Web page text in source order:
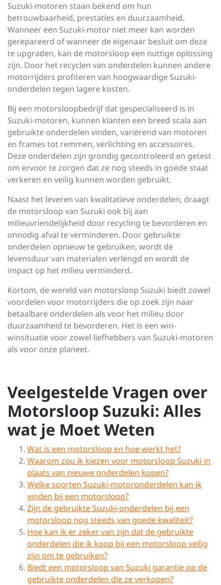
Suzuki-motoren staan bekend om hun
betrouwbaarheid, prestaties en duurzaamheid.
Wanneer een Suzuki-motor niet meer kan worden
gerepareerd of wanneer de eigenaar besluit om deze
te upgraden, kan de motorsloop een nuttige oplossing
zijn. Door het recyclen van onderdelen kunnen andere
motorrijders profiteren van hoogwaardige Suzuki-
onderdelen tegen lagere kosten.
Bij een motorsloopbedrijf dat gespecialiseerd is in
Suzuki-motoren, kunnen klanten een breed scala aan
gebruikte onderdelen vinden, variërend van motoren
en frames tot remmen, verlichting en accessoires.
Deze onderdelen zijn grondig gecontroleerd en getest
om ervoor te zorgen dat ze nog steeds in goede staat
verkeren en veilig kunnen worden gebruikt.
Naast het leveren van kwalitatieve onderdelen, draagt
de motorsloop van Suzuki ook bij aan
milieuvriendelijkheid door recycling te bevorderen en
onnodig afval te verminderen. Door gebruikte
onderdelen opnieuw te gebruiken, wordt de
levensduur van materialen verlengd en wordt de
impact op het milieu verminderd.
Kortom, de wereld van motorsloop Suzuki biedt zowel
voordelen voor motorrijders die op zoek zijn naar
betaalbare onderdelen als voor het milieu door
duurzaamheid te bevorderen. Het is een win-
winsituatie voor zowel liefhebbers van Suzuki-motoren
als voor onze planeet.
Veelgestelde Vragen over
Motorsloop Suzuki: Alles
wat je Moet Weten
Wat is een motorsloop en hoe werkt het?
Waarom zou ik kiezen voor motorsloop Suzuki in
plaats van nieuwe onderdelen kopen?
Welke soorten Suzuki-motoronderdelen kan ik
vinden bij een motorsloop?
Zijn de gebruikte Suzuki-onderdelen bij een
motorsloop nog steeds van goede kwaliteit?
Hoe kan ik er zeker van zijn dat de gebruikte
onderdelen die ik koop bij een motorsloop veilig
zijn om te gebruiken?
Biedt een motorsloop van Suzuki garantie op de
gebruikte onderdelen die ze verkopen?